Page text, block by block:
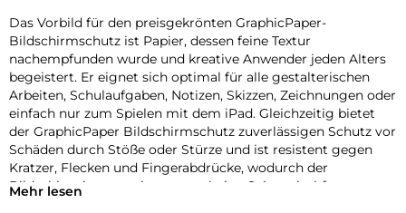
Das Vorbild für den preisgekrönten GraphicPaper-
Bildschirmschutz ist Papier, dessen feine Textur
nachempfunden wurde und kreative Anwender jeden Alters
begeistert. Er eignet sich optimal für alle gestalterischen
Arbeiten, Schulaufgaben, Notizen, Skizzen, Zeichnungen oder
einfach nur zum Spielen mit dem iPad. Gleichzeitig bietet
der GraphicPaper Bildschirmschutz zuverlässigen Schutz vor
Schäden durch Stöße oder Stürze und ist resistent gegen
Kratzer, Flecken und Fingerabdrücke, wodurch der
Bildschirm immer wie neu erscheint. Seine wischfeste,
Mehr lesen